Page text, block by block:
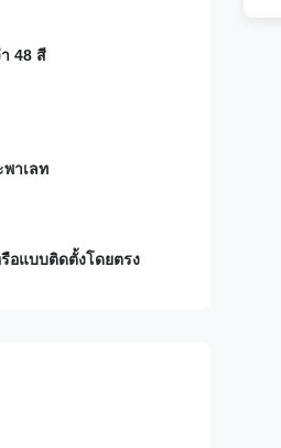
48 สี
าเลท
อแบบติดตั้งโดยตรง